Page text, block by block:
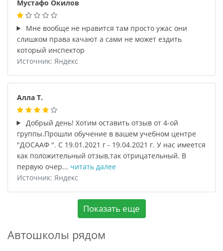
Мустафо Окилов
Мне вообще не нравится там просто ужас они
слишком права качают а сами не может ездить
который инспектор
Источник: Яндекс
Алла Т.
Добрый день! Хотим оставить отзыв от 4-ой
группы.Прошли обучение в вашем учебном центре
"ДОСААФ ". С 19.01.2021 г - 19.04.2021 г. У нас имеется
как положительный отзыв,так отрицательный. В
первую очер... читать далее
Источник: Яндекс
Показать еще
Автошколы рядом